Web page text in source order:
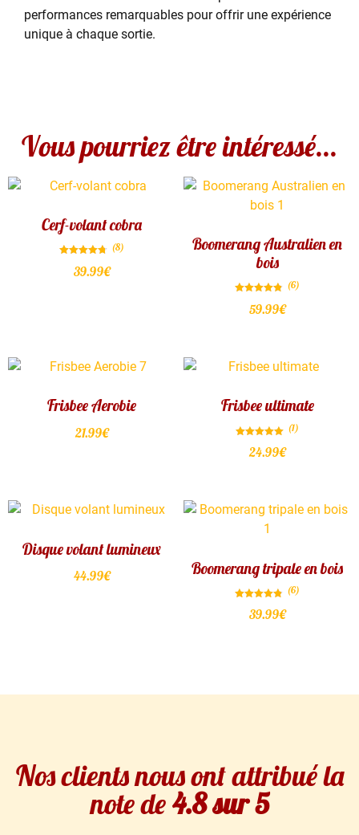
performances remarquables pour offrir une expérience
unique à chaque sortie.
Vous pourriez être intéressé...
Cerf-volant cobra
4.75
(8)
39.99€
Boomerang Australien en
bois
4.83
(6)
59.99€
Frisbee Aerobie
21.99€
Frisbee ultimate
5.00
(1)
24.99€
Disque volant lumineux
44.99€ Boomerang tripale en bois
4.83
(6)
39.99€
Nos clients nous ont attribué la
note de4.8 sur 5